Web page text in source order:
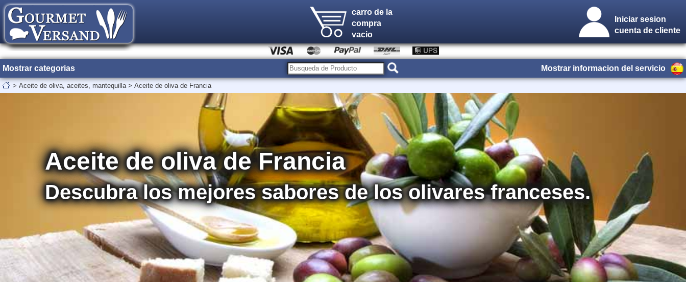
carro de la
compra
vacio
Iniciar sesion
cuenta de cliente
Mostrar categorias Mostrar informacion del servicio
> Aceite de oliva, aceites, mantequilla > Aceite de oliva de Francia
Aceite de oliva de Francia
Descubra los mejores sabores de los olivares franceses.